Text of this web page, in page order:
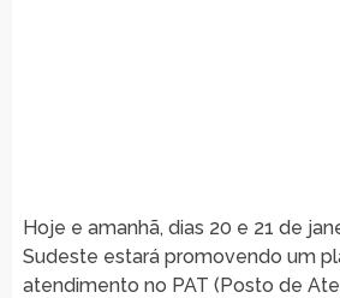
Hoje e amanhã, dias 20 e 21 de
Sudeste estará promovendo um
atendimento no PAT (Posto de